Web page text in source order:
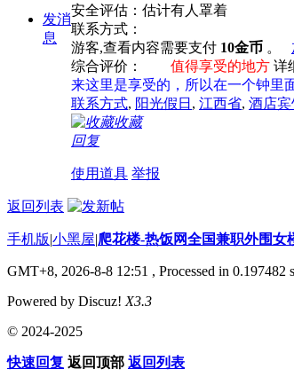
发消
息
安全评估：估计有人罩着
联系方式：
游客,查看内容需要支付 10金币 。
综合评价： 值得享受的地方
来这里是享受的，所以在一个钟里
联系方式, 阳光假日 , 江西省, 酒店宾
收藏
回复
使用道具 举报
返回列表
手机版|小黑屋|爬花楼-热饭网全国兼职外围女
GMT+8, 2026-8-8 12:51 , Processed in 0.197482
Powered by Discuz! X3.3
© 2024-2025
快速回复 返回顶部 返回列表